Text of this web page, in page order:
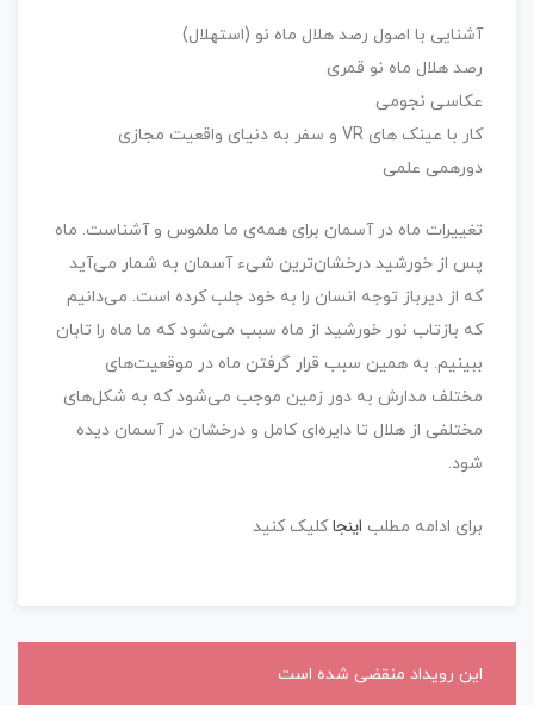
آشنایی با اصول رصد هلال ماه نو (استهلال)
رصد هلال ماه نو قمری
عکاسی نجومی
کار با عینک های VR و سفر به دنیای واقعیت مجازی
دورهمی علمی
تغییرات ماه در آسمان برای همه‌ی ما ملموس و آشناست. ماه
پس از خورشید درخشان‌ترین شیء آسمان به شمار می‌آید
که از دیرباز توجه انسان را به خود جلب کرده است. می‌دانیم
که بازتاب نور خورشید از ماه سبب می‌شود که ما ماه را تابان
ببینیم. به همین سبب قرار گرفتن ماه در موقعیت‌های
مختلف مدارش به دور زمین موجب می‌شود که به شکل‌های
مختلفی از هلال تا دایره‌ای کامل و درخشان در آسمان دیده
شود.
برای ادامه مطلب اینجاکلیک کنید
این رویداد منقضی شده است